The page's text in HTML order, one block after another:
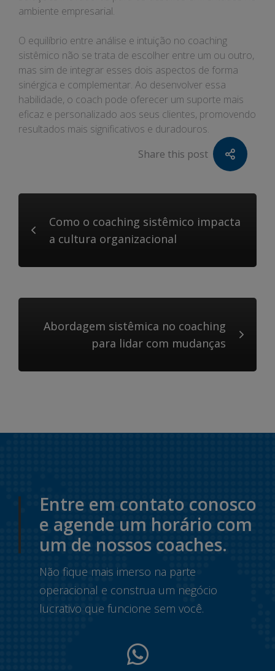
ambiente empresarial.
O equilíbrio entre análise e intuição no coaching
sistêmico não se trata de escolher entre um ou outro,
mas sim de integrar esses dois aspectos de forma
sinérgica e complementar. Ao desenvolver essa
habilidade, o coach pode oferecer um suporte mais
eficaz e personalizado aos seus clientes, promovendo
resultados mais significativos e duradouros.
Share this post
Como o coaching sistêmico impacta
a cultura organizacional
Abordagem sistêmica no coaching
para lidar com mudanças
Entre em contato conosco
e agende um horário com
um de nossos coaches.
Não fique mais imerso na parte
operacional e construa um negócio
lucrativo que funcione sem você.